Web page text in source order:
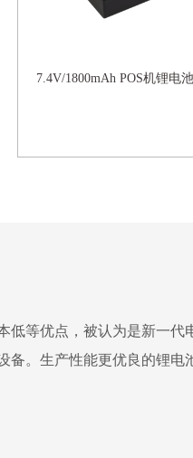
7.4V/1800mAh POS机锂电
等优点，被认为是新一
。生产性能更优良的锂电